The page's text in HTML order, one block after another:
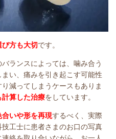
方も大切です。
ランスによっては、噛み合う
い、痛みを引き起こす可能性
減ってしまうケースもありま
算した治療をしています。
いや形を再現するべく、実際
工士に患者さまのお口の写真